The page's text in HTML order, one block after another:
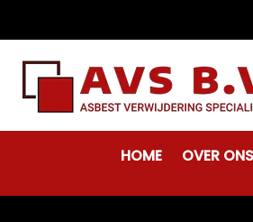
HOME OVER ONS